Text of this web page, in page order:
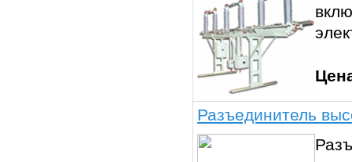
Разъединитель